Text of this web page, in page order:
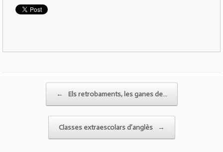
← Els retrobaments, les ganes de…
Classes extraescolars d’anglès →